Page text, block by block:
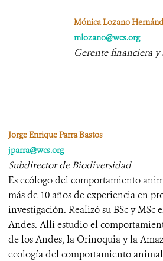
Mónica Lozano
mlozano@wcs.org
Gerente financiera
Jorge Enrique Parra Bastos
jparra@wcs.org
Subdirector de Biodiversidad
Es ecólogo del comportamiento
más de 10 años de experiencia en
investigación. Realizó su BSc y
Andes. Allí estudio el
de los Andes, la Orinoquia y la
ecología del comportamiento